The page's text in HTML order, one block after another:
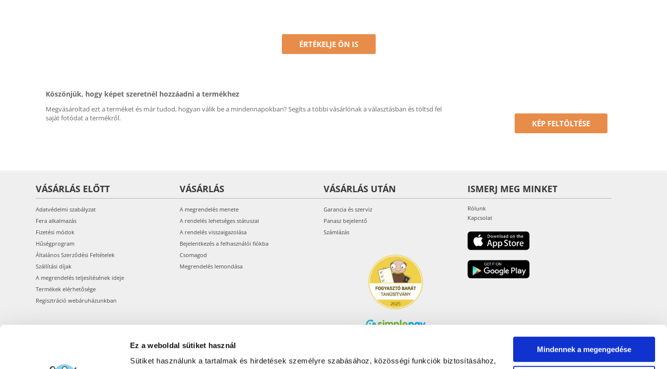
Ez a weboldal sütiket használ
Sütiket használunk a tartalmak és hirdetések személyre szabásához, közösségi funkciók biztosításához,
Mindennek a megengedése
ÉRTÉKELJE ÖN IS
Köszönjük, hogy képet szeretnél hozzáadni a termékhez
Megvásároltad ezt a terméket és már tudod, hogyan válik be a mindennapokban? Segíts a többi vásárlónak a választásban és töltsd fel
saját fotódat a termékről.
KÉP FELTÖLTÉSE
VÁSÁRLÁS ELŐTT
Adatvédelmi szabályzat
Fera alkalmazás
Fizetési módok
Hűségprogram
Általános Szerződési Feltételek
Szállítási díjak
A megrendelés teljesítésének ideje
Termékek elérhetősége
Regisztráció webáruházunkban
VÁSÁRLÁS
A megrendelés menete
A rendelés lehetséges státuszai
A rendelés visszaigazolása
Bejelentkezés a felhasználói fiókba
Csomagod
Megrendelés lemondása
VÁSÁRLÁS UTÁN
Garancia és szerviz
Panasz bejelentő
Számlázás
Árukereső.hu
ISMERJ MEG MINKET
Rólunk
Kapcsolat